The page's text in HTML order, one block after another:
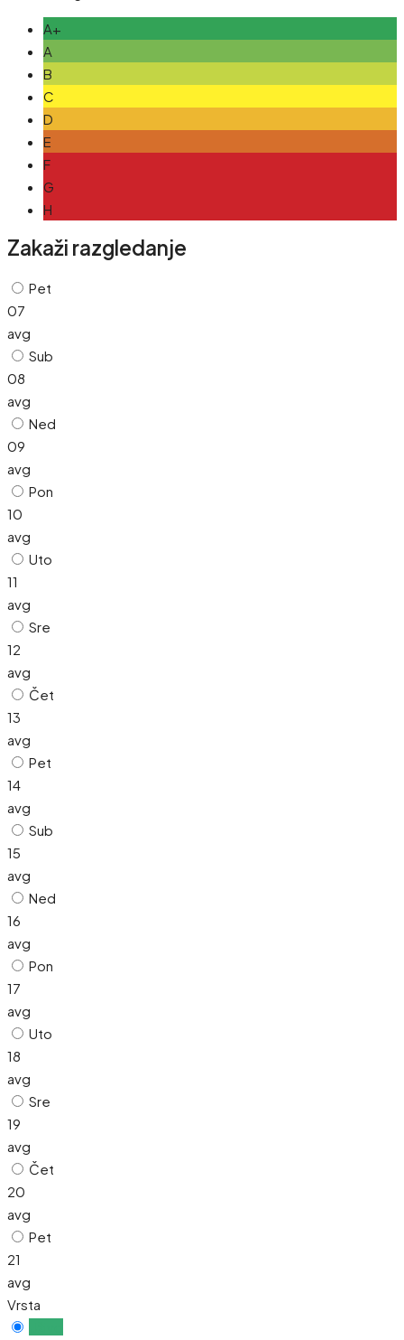
A+
A
B
C
D
E
F
G
H
Zakaži razgledanje
Pet
07
avg
Sub
08
avg
Ned
09
avg
Pon
10
avg
Uto
11
avg
Sre
12
avg
Čet
13
avg
Pet
14
avg
Sub
15
avg
Ned
16
avg
Pon
17
avg
Uto
18
avg
Sre
19
avg
Čet
20
avg
Pet
21
avg
Vrsta